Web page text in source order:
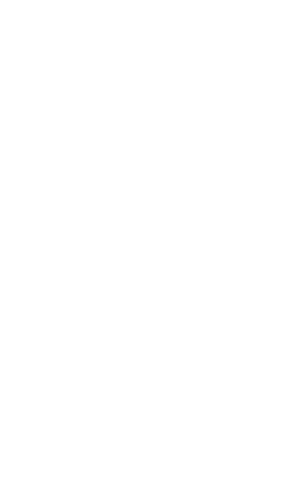
Moje maľovanie je intuitívne, sú to
In my paintings I try to capture
that touched my soul. Painting is
NAPÍŠTE MI –